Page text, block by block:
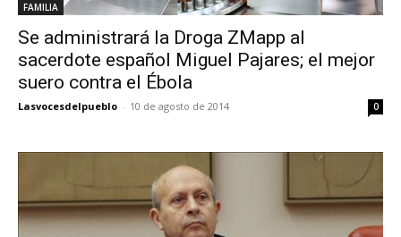
FAMILIA
Se administrará la Droga ZMapp al
sacerdote español Miguel Pajares; el mejor
suero contra el Ébola
Lasvocesdelpueblo - 10 de agosto de 2014 0